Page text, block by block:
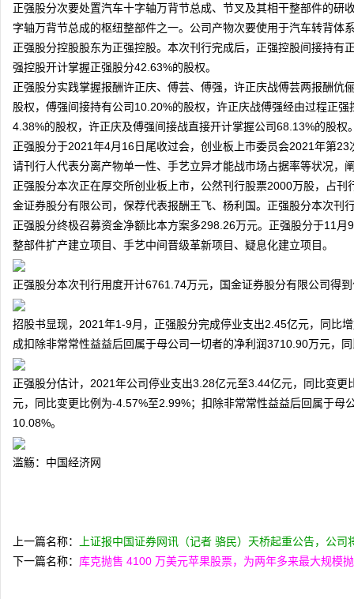
正强股分次要处置汽车十字轴万背节总成、节叉及其相干整部件的
字轴万背节总成的枢纽整部件之一。公司产物次要使用于汽车转背体
正强股分控股股东为正强控股。本次刊行完成后，正强控股间接持
强控股开计掌握正强股分42.63%的股权。
正强股分实践掌握报酬许正庆、傅芸、傅强，许正庆战傅芸两报酬
股权，傅强间接持有公司10.20%的股权，许正庆战傅强经由过程正
4.38%的股权，许正庆及傅强间接战直接开计掌握公司68.13%的股权
正强股分于2021年4月16日尾收过会，创业板上市委员会2021年第
请刊行人代表分离产物单一性、手艺立异才能战市场占据率等状况，
正强股分本次正在厚交所创业板上市，公然刊行股票2000万股，占
金证券股分有限公司，保荐代表报酬王飞、杨利国。正强股分本次
正强股分终极召募资金净额比本方案多298.26万元。正强股分于11
整部件扩产建立项目、手艺中间晋级革新项目、疑息化建立项目。
正强股分本次刊行用度开计6761.74万元，国金证券股分有限公司得
招股书显现，2021年1-9月，正强股分完成停业支出2.45亿元，同比
成扣除非常常性益益后回属于母公司一切者的净利润3710.90万元，
正强股分估计，2021年公司停业支出3.28亿元至3.44亿元，同比变
元，同比变更比例为-4.57%至2.99%；扣除非常常性益益后回属于
10.08%。
滥觞：中国经济网
上一篇名称：
上证报中国证券网讯（记者 骆民）天桥起重公告，公
下一篇名称： 库克抛售 4100 万美元苹果股票，为两年多来最大规模